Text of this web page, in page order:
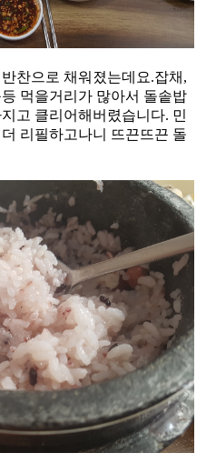
찬으로 채워졌는데요.잡채,
먹을거리가 많아서 돌솥밥
고 클리어해버렸습니다. 민
리필하고나니 뜨끈뜨끈 돌